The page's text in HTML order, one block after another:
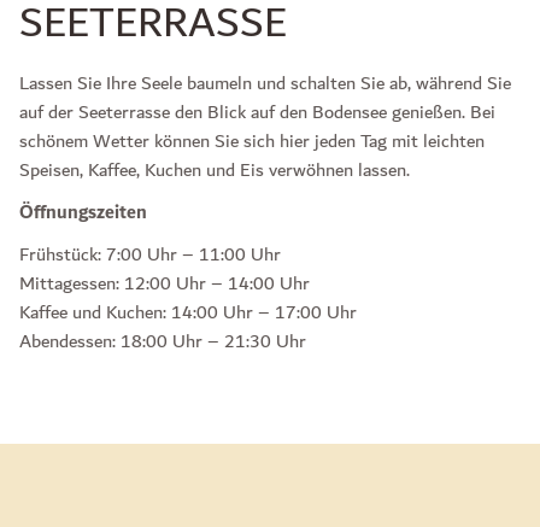
SEETERRASSE
Lassen Sie Ihre Seele baumeln und schalten Sie ab, während Sie
auf der Seeterrasse den Blick auf den Bodensee genießen. Bei
schönem Wetter können Sie sich hier jeden Tag mit leichten
Speisen, Kaffee, Kuchen und Eis verwöhnen lassen.
Öffnungszeiten
Frühstück: 7:00 Uhr – 11:00 Uhr
Mittagessen: 12:00 Uhr – 14:00 Uhr
Kaffee und Kuchen: 14:00 Uhr – 17:00 Uhr
Abendessen: 18:00 Uhr – 21:30 Uhr